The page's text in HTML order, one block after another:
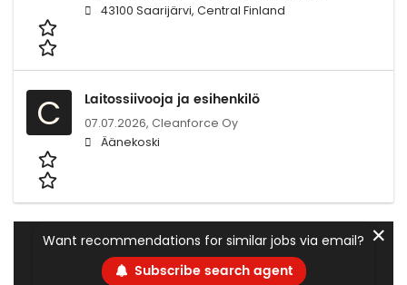
43100 Saarijärvi, Central Finland
C Laitossiivooja ja esihenkilö
07.07.2026, Cleanforce Oy
Äänekoski
Want recommendations for similar jobs via email?
Subscribe search agent
✕